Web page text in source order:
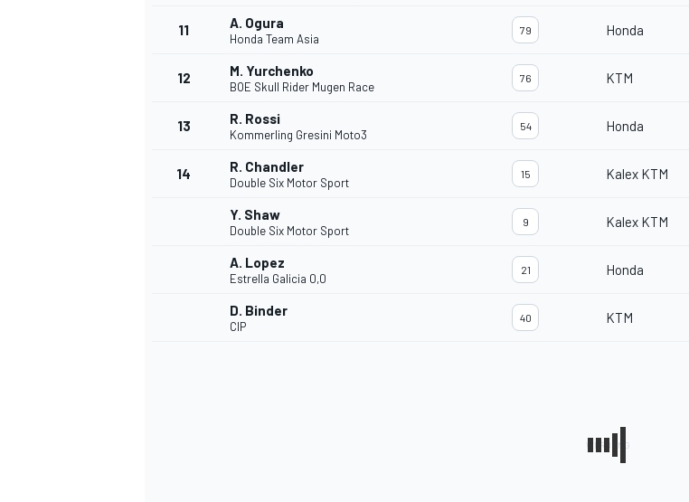
11 A. Ogura
Honda Team Asia
79 Honda
12 M. Yurchenko
BOE Skull Rider Mugen Race
76 KTM
13 R. Rossi
Kommerling Gresini Moto3
54 Honda
14 R. Chandler
Double Six Motor Sport
15 Kalex KTM
Y. Shaw
Double Six Motor Sport
9 Kalex KTM
A. Lopez
Estrella Galicia 0,0
21 Honda
D. Binder
CIP
40 KTM